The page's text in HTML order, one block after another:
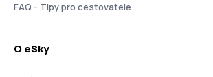
FAQ - Tipy pro cestovatele
O eSky